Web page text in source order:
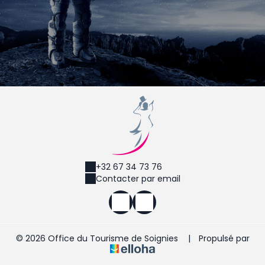
+32 67 34 73 76
Contacter par email
© 2026 Office du Tourisme de Soignies | Propulsé par